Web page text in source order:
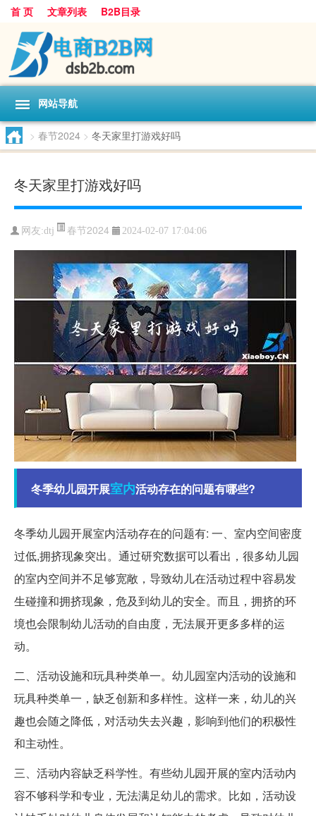
首 页 文章列表 B2B目录
网站导航
> 春节2024 > 冬天家里打游戏好吗
冬天家里打游戏好吗
网友:dtj 春节2024 2024-02-07 17:04:06
冬季幼儿园开展室内活动存在的问题有哪些?
冬季幼儿园开展室内活动存在的问题有: 一、室内空间密度
过低,拥挤现象突出。通过研究数据可以看出，很多幼儿园
的室内空间并不足够宽敞，导致幼儿在活动过程中容易发
生碰撞和拥挤现象，危及到幼儿的安全。而且，拥挤的环
境也会限制幼儿活动的自由度，无法展开更多多样的运
动。
二、活动设施和玩具种类单一。幼儿园室内活动的设施和
玩具种类单一，缺乏创新和多样性。这样一来，幼儿的兴
趣也会随之降低，对活动失去兴趣，影响到他们的积极性
和主动性。
三、活动内容缺乏科学性。有些幼儿园开展的室内活动内
容不够科学和专业，无法满足幼儿的需求。比如，活动设